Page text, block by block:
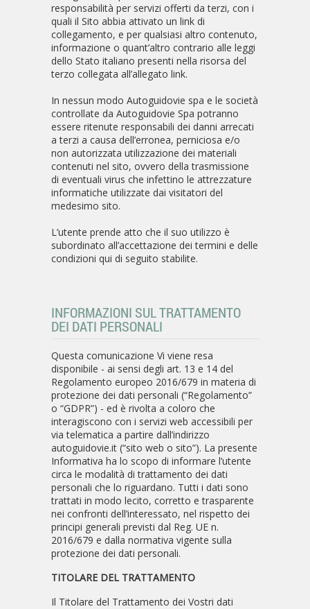
responsabilità per servizi offerti da terzi, con i
quali il Sito abbia attivato un link di
collegamento, e per qualsiasi altro contenuto,
informazione o quant’altro contrario alle leggi
dello Stato italiano presenti nella risorsa del
terzo collegata all’allegato link.
In nessun modo Autoguidovie spa e le società
controllate da Autoguidovie Spa potranno
essere ritenute responsabili dei danni arrecati
a terzi a causa dell’erronea, perniciosa e/o
non autorizzata utilizzazione dei materiali
contenuti nel sito, ovvero della trasmissione
di eventuali virus che infettino le attrezzature
informatiche utilizzate dai visitatori del
medesimo sito.
L’utente prende atto che il suo utilizzo è
subordinato all’accettazione dei termini e delle
condizioni qui di seguito stabilite.
INFORMAZIONI SUL TRATTAMENTO
DEI DATI PERSONALI
Questa comunicazione Vi viene resa
disponibile - ai sensi degli art. 13 e 14 del
Regolamento europeo 2016/679 in materia di
protezione dei dati personali (“Regolamento”
o “GDPR”) - ed è rivolta a coloro che
interagiscono con i servizi web accessibili per
via telematica a partire dall’indirizzo
autoguidovie.it (“sito web o sito”). La presente
Informativa ha lo scopo di informare l’utente
circa le modalità di trattamento dei dati
personali che lo riguardano. Tutti i dati sono
trattati in modo lecito, corretto e trasparente
nei confronti dell’interessato, nel rispetto dei
principi generali previsti dal Reg. UE n.
2016/679 e dalla normativa vigente sulla
protezione dei dati personali.
TITOLARE DEL TRATTAMENTO
Il Titolare del Trattamento dei Vostri dati